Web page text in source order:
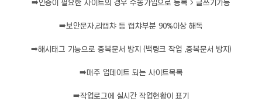
➡️인증이 필요한 사이트의 경우 수동가입으로 등록 > 글쓰기가능
➡️보안문자,리캡챠 등 캡챠부분 90%이상 해독
➡️해시태그 기능으로 중복문서 방지 (백링크 작업 ,중복문서 방지)
➡️ 매주 업데이트 되는 사이트목록
➡️작업로그에 실시간 작업현황이 표기